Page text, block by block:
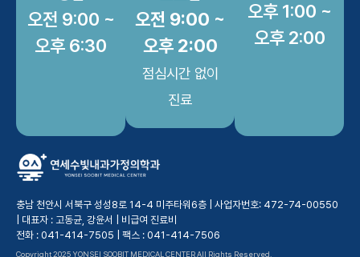
오전 9:00 ~
오후 6:30
오전 9:00 ~
오후 2:00
점심시간 없이
진료
오후 1:00 ~
오후 2:00
충남 천안시 서북구 성성8로 14-4 미주타워6층 | 사업자번호: 472-74-00550
| 대표자 : 고동균, 강윤서 | 비급여 진료비
전화 : 041-414-7505 | 팩스 : 041-414-7506
Copyright 2025 YONSEI SOOBIT MEDICAL CENTER All Rights Reserved.